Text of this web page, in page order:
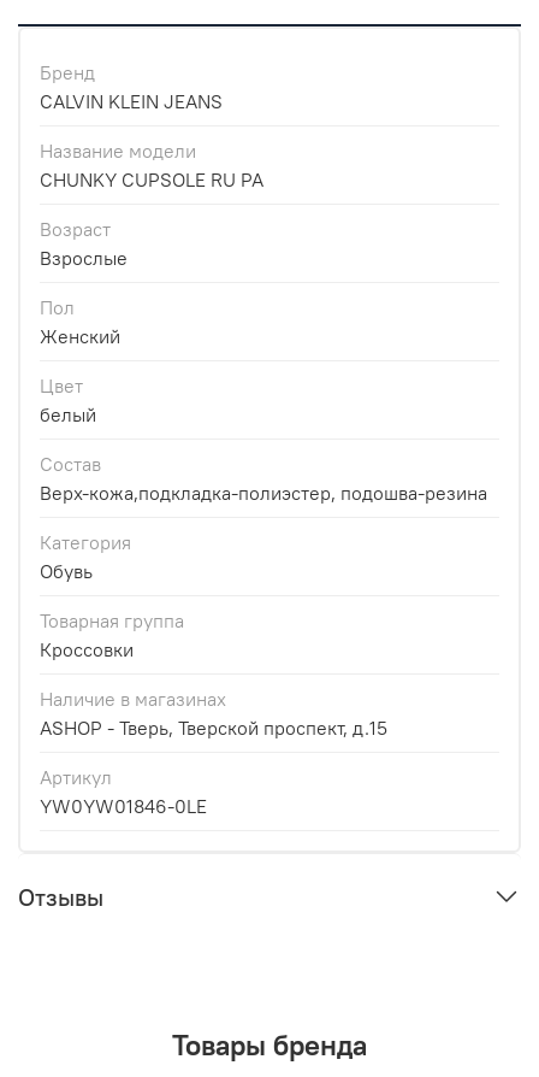
Бренд
CALVIN KLEIN JEANS
Название модели
CHUNKY CUPSOLE RU PA
Возраст
Взрослые
Пол
Женский
Цвет
белый
Состав
Верх-кожа,подкладка-полиэстер, подошва-резина
Категория
Обувь
Товарная группа
Кроссовки
Наличие в магазинах
ASHOP - Тверь, Тверской проспект, д.15
Артикул
YW0YW01846-0LE
Отзывы
Товары бренда